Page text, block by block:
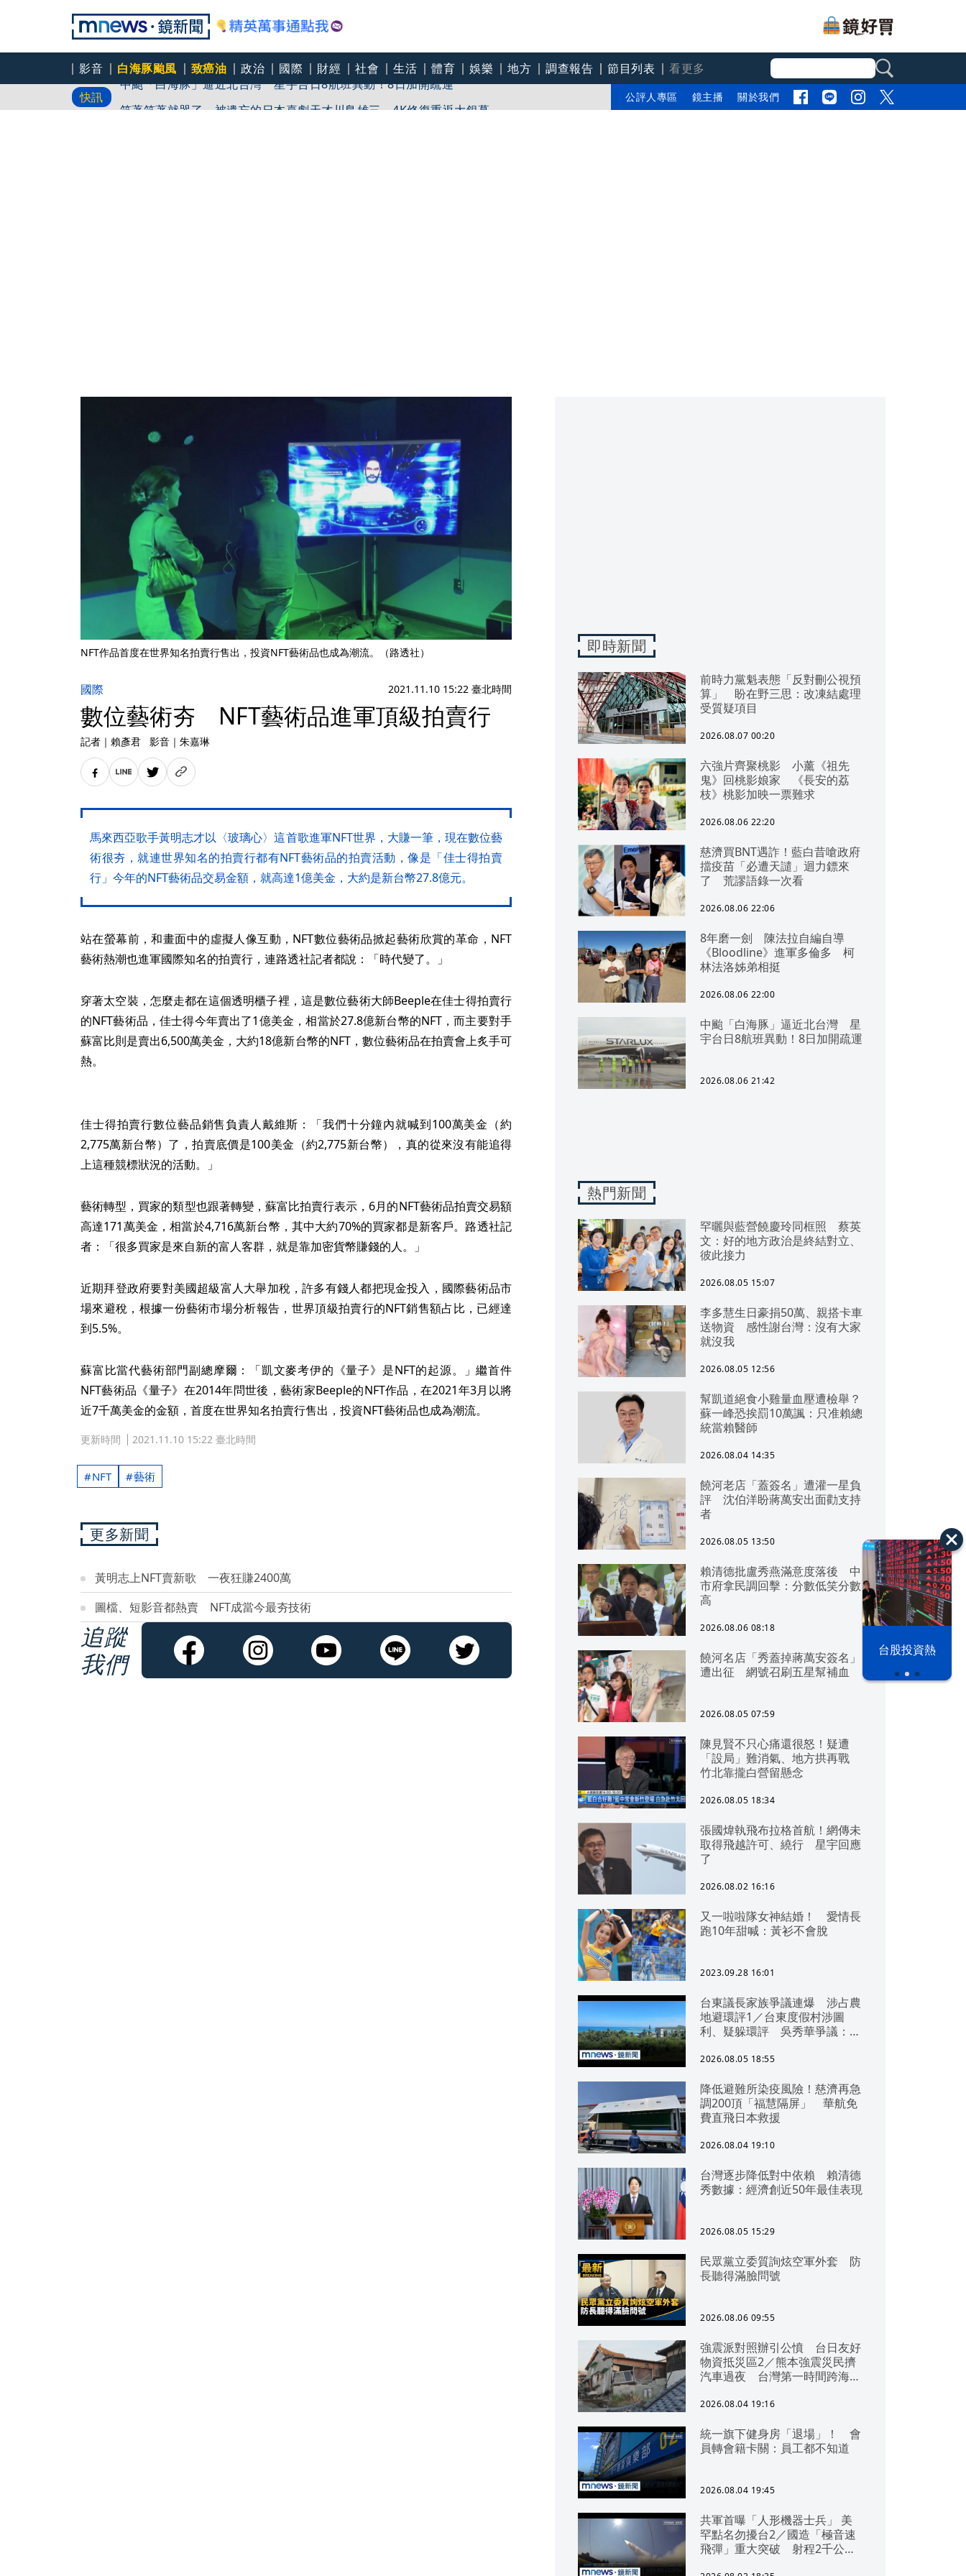
影音 白海豚颱風 致癌油 政治 國際 財經 社會 生活 體育 娛樂 地方 調查報告 節目列表
看更多
快訊
中颱「白海豚」逼近北台灣 星宇台日8航班異動！8日加開疏運
公評人專區 鏡主播 關於我們
之下
台股投資熱
NFT作品首度在世界知名拍賣行售出，投資NFT藝術品也成為潮流。（路透社）
國際 2021.11.10 15:22 臺北時間
數位藝術夯 NFT藝術品進軍頂級拍賣行
記者 ｜ 賴彥君 影音 ｜ 朱嘉琳
馬來西亞歌手黃明志才以〈玻璃心〉這首歌進軍NFT世界，大賺一筆，現在數位藝
術很夯，就連世界知名的拍賣行都有NFT藝術品的拍賣活動，像是「佳士得拍賣
行」今年的NFT藝術品交易金額，就高達1億美金，大約是新台幣27.8億元。
站在螢幕前，和畫面中的虛擬人像互動，NFT數位藝術品掀起藝術欣賞的革命，NFT
藝術熱潮也進軍國際知名的拍賣行，連路透社記者都說：「時代變了。」
穿著太空裝，怎麼走都在這個透明櫃子裡，這是數位藝術大師Beeple在佳士得拍賣行
的NFT藝術品，佳士得今年賣出了1億美金，相當於27.8億新台幣的NFT，而主要對手
蘇富比則是賣出6,500萬美金，大約18億新台幣的NFT，數位藝術品在拍賣會上炙手可
熱。
佳士得拍賣行數位藝品銷售負責人戴維斯：「我們十分鐘內就喊到100萬美金（約
2,775萬新台幣）了，拍賣底價是100美金（約2,775新台幣），真的從來沒有能追得
上這種競標狀況的活動。」
藝術轉型，買家的類型也跟著轉變，蘇富比拍賣行表示，6月的NFT藝術品拍賣交易額
高達171萬美金，相當於4,716萬新台幣，其中大約70%的買家都是新客戶。路透社記
者：「很多買家是來自新的富人客群，就是靠加密貨幣賺錢的人。」
近期拜登政府要對美國超級富人大舉加稅，許多有錢人都把現金投入，國際藝術品市
場來避稅，根據一份藝術市場分析報告，世界頂級拍賣行的NFT銷售額占比，已經達
到5.5%。
蘇富比當代藝術部門副總摩爾：「凱文麥考伊的《量子》是NFT的起源。」繼首件
NFT藝術品《量子》在2014年問世後，藝術家Beeple的NFT作品，在2021年3月以將
近7千萬美金的金額，首度在世界知名拍賣行售出，投資NFT藝術品也成為潮流。
更新時間 2021.11.10 15:22 臺北時間
NFT 藝術
更多新聞
黃明志上NFT賣新歌 一夜狂賺2400萬
圖檔、短影音都熱賣 NFT成當今最夯技術
追蹤
我們
即時新聞
前時力黨魁表態「反對刪公視預
算」 盼在野三思：改凍結處理
受質疑項目
2026.08.07 00:20
六強片齊聚桃影 小薰《祖先
鬼》回桃影娘家 《長安的荔
枝》桃影加映一票難求
2026.08.06 22:20
慈濟買BNT遇詐！藍白昔嗆政府
擋疫苗「必遭天譴」迴力鏢來
了 荒謬語錄一次看
2026.08.06 22:06
8年磨一劍 陳法拉自編自導
《Bloodline》進軍多倫多 柯
林法洛姊弟相挺
2026.08.06 22:00
中颱「白海豚」逼近北台灣 星
宇台日8航班異動！8日加開疏運
2026.08.06 21:42
熱門新聞
罕曬與藍營饒慶玲同框照 蔡英
文：好的地方政治是終結對立、
彼此接力
2026.08.05 15:07
李多慧生日豪捐50萬、親搭卡車
送物資 感性謝台灣：沒有大家
就沒我
2026.08.05 12:56
幫凱道絕食小雞量血壓遭檢舉？
蘇一峰恐挨罰10萬諷：只准賴總
統當賴醫師
2026.08.04 14:35
饒河老店「蓋簽名」遭灌一星負
評 沈伯洋盼蔣萬安出面勸支持
者
2026.08.05 13:50
賴清德批盧秀燕滿意度落後 中
市府拿民調回擊：分數低笑分數
高
2026.08.06 08:18
饒河名店「秀蓋掉蔣萬安簽名」
遭出征 網號召刷五星幫補血
2026.08.05 07:59
陳見賢不只心痛還很怒！疑遭
「設局」難消氣、地方拱再戰
竹北靠攏白營留懸念
2026.08.05 18:34
張國煒執飛布拉格首航！網傳未
取得飛越許可、繞行 星宇回應
了
2026.08.02 16:16
又一啦啦隊女神結婚！ 愛情長
跑10年甜喊：黃衫不會脫
2023.09.28 16:01
台東議長家族爭議連爆 涉占農
地避環評1／台東度假村涉圖
利、疑躲環評 吳秀華爭議：概
2026.08.05 18:55
降低避難所染疫風險！慈濟再急
調200頂「福慧隔屏」 華航免
費直飛日本救援
2026.08.04 19:10
台灣逐步降低對中依賴 賴清德
秀數據：經濟創近50年最佳表現
2026.08.05 15:29
民眾黨立委質詢炫空軍外套 防
長聽得滿臉問號
2026.08.06 09:55
強震派對照辦引公憤 台日友好
物資抵災區2／熊本強震災民擠
汽車過夜 台灣第一時間跨海急
2026.08.04 19:16
統一旗下健身房「退場」！ 會
員轉會籍卡關：員工都不知道
2026.08.04 19:45
共軍首曝「人形機器士兵」 美
罕點名勿擾台2／國造「極音速
飛彈」重大突破 射程2千公里